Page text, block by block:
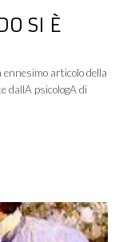
SI È
articolo della
dallA psicologA di